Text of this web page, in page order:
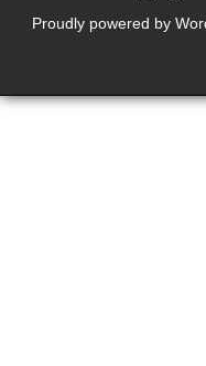
Proudly powered by